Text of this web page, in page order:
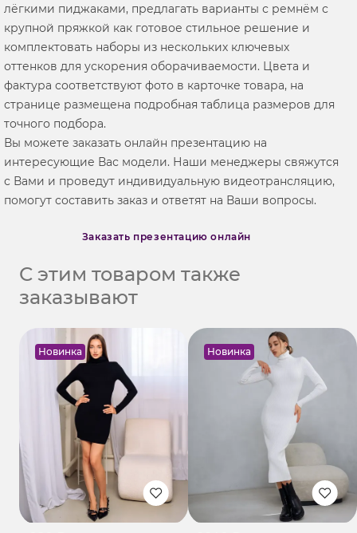
лёгкими пиджаками, предлагать варианты с ремнём с
крупной пряжкой как готовое стильное решение и
комплектовать наборы из нескольких ключевых
оттенков для ускорения оборачиваемости. Цвета и
фактура соответствуют фото в карточке товара, на
странице размещена подробная таблица размеров для
точного подбора.
Вы можете заказать онлайн презентацию на
интересующие Вас модели. Наши менеджеры свяжутся
с Вами и проведут индивидуальную видеотрансляцию,
помогут составить заказ и ответят на Ваши вопросы.
Заказать презентацию онлайн
С этим товаром также
заказывают
Новинка Новинка